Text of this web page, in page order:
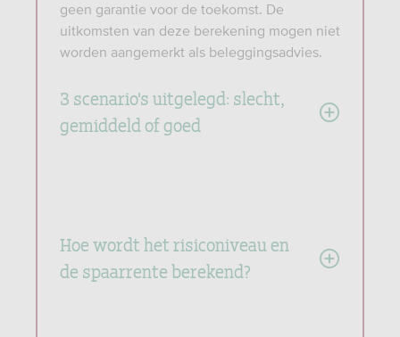
geen garantie voor de toekomst. De
uitkomsten van deze berekening mogen niet
worden aangemerkt als beleggingsadvies.
3 scenario's uitgelegd: slecht,
gemiddeld of goed
Hoe wordt het risiconiveau en
de spaarrente berekend?